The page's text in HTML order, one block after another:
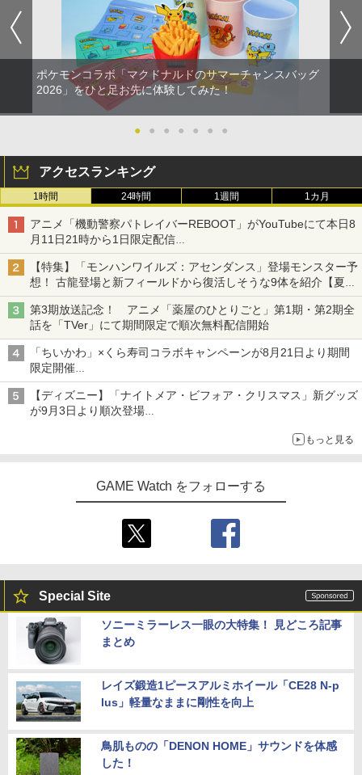
ポケモンコラボ「マクドナルドのサマーチャンスバッグ
2026」をひと足お先に体験してみた！
● ● ● ● ● ● ●
アクセスランキング
1時間 24時間 1週間 1カ月
アニメ「機動警察パトレイバーREBOOT」がYouTubeにて本日8
月11日21時から1日限定配信
8月14日にはU-NEXTで限定配信
【特集】「モンハンワイルズ：アセンダンス」登場モンスター予
想！ 古龍登場と新フィールドから復活しそうな9体を紹介【夏休
み特集2026】
第3期放送記念！ アニメ「薬屋のひとりごと」第1期・第2期全
話を「TVer」にて期間限定で順次無料配信開始
「ちいかわ」×くら寿司コラボキャンペーンが8月21日より期間
限定開催
オリジナルの湯呑みや寿司皿が景品に登場！
【ディズニー】「ナイトメア・ビフォア・クリスマス」新グッズ
が9月3日より順次登場
もっと見る
GAME Watch をフォローする
Special Site
ソニーミラーレス一眼の大特集！ 見どころ記事
まとめ
レイズ鍛造1ピースアルミホイール「CE28 N-p
lus」軽量なままに剛性を向上
鳥肌ものの「DENON HOME」サウンドを体感
した！